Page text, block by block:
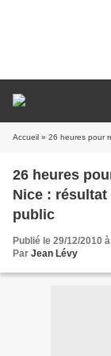
Accueil » 26 heures pour relier
26 heures
Nice :
public
Publié le 29/12/2010
Par Jean Lévy